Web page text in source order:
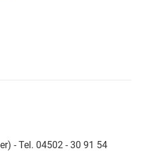
- Tel. 04502 - 30 91 54